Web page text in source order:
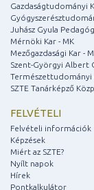
Gazdaságtudományi
Juhász Gyula
Mérnöki Kar - MK
Mezőgazdasági Kar -
Szent-Györgyi Albert
Természettudományi
SZTE Tanárképző
FELVÉTELI
Felvételi információk
Képzések
Miért az SZTE?
Nyílt napok
Hírek
Pontkalkulátor